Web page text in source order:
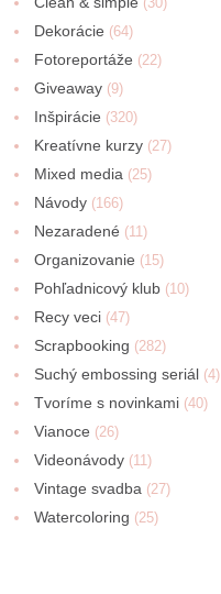
Dekorácie (64)
Fotoreportáže (22)
Giveaway (9)
Inšpirácie (320)
Kreatívne kurzy (27)
Mixed media (25)
Návody (166)
Nezaradené (11)
Organizovanie (15)
Pohľadnicový klub (10)
Recy veci (47)
Scrapbooking (282)
Suchý embossing seriál (4)
Tvoríme s novinkami (40)
Vianoce (26)
Videonávody (11)
Vintage svadba (27)
Watercoloring (25)